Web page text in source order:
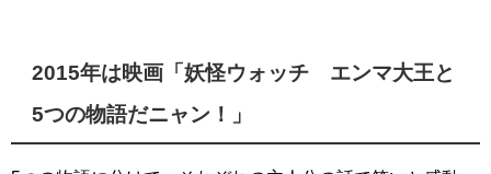
2015年は映画「妖怪ウォッチ エンマ大王と
5つの物語だニャン！」